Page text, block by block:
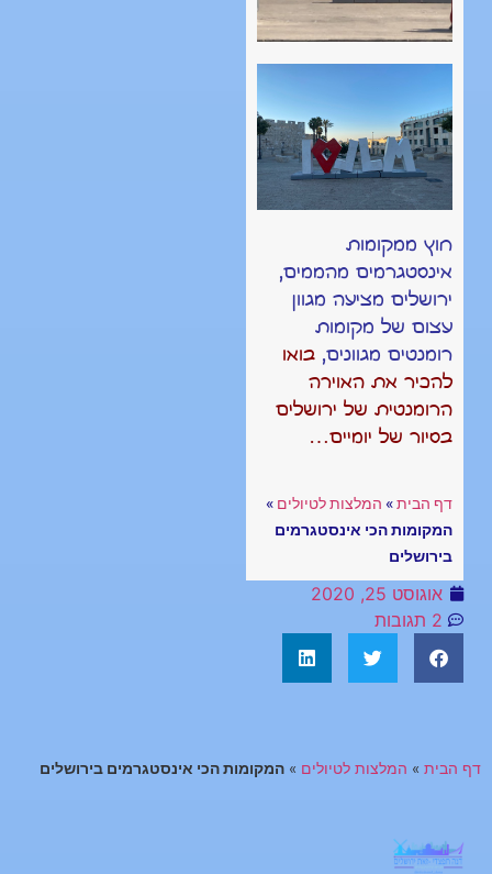
חוץ ממקומות
אינסטגרמים מהממים,
ירושלים מציעה מגוון
עצום של מקומות
רומנטים מגוונים, בואו
להכיר את האוירה
הרומנטית של ירושלים
בסיור של יומיים…
דף הבית» המלצות לטיולים »
המקומות הכי אינסטגרמים
בירושלים
אוגוסט 25, 2020
2 תגובות
דף הבית » המלצות לטיולים » המקומות הכי אינסטגרמים בירושלים